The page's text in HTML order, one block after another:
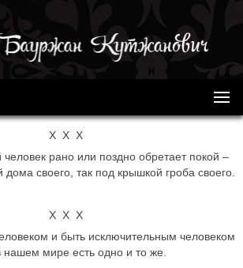
Х Х Х
рано или поздно обретает покой –
своего, так под крышкой гроба своего.
Х Х Х
и быть исключительным человеком
нашем мире есть одно и то же.